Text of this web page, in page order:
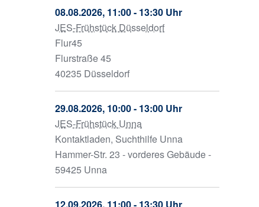
08.08.2026, 11:00 - 13:30 Uhr
JES-Frühstück Düsseldorf
Flur45
Flurstraße 45
40235 Düsseldorf
29.08.2026, 10:00 - 13:00 Uhr
JES-Frühstück Unna
Kontaktladen, Suchthilfe Unna
Hammer-Str. 23 - vorderes Gebäude -
59425 Unna